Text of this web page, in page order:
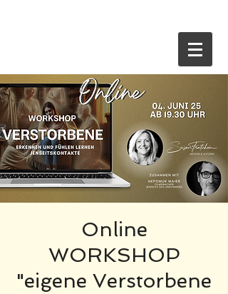
Online
WORKSHOP
"eigene Verstorbene